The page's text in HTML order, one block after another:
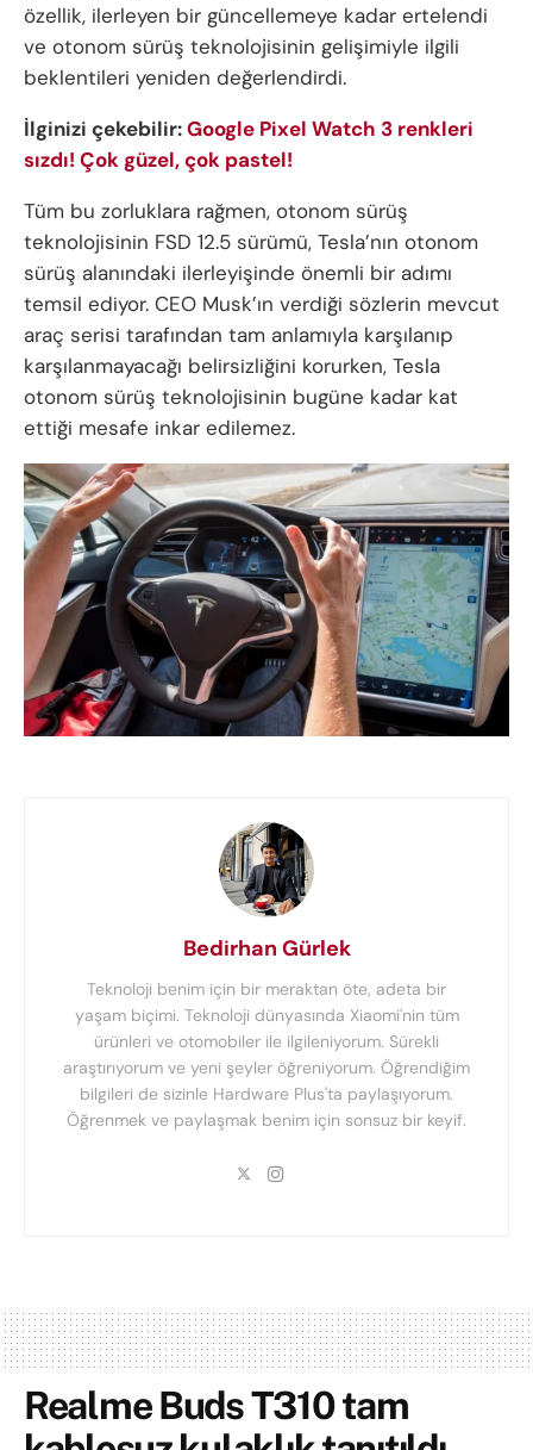
özellik, ilerleyen bir güncellemeye kadar ertelendi
ve otonom sürüş teknolojisinin gelişimiyle ilgili
beklentileri yeniden değerlendirdi.
İlginizi çekebilir:Google Pixel Watch 3 renkleri
sızdı! Çok güzel, çok pastel!
Tüm bu zorluklara rağmen, otonom sürüş
teknolojisinin FSD 12.5 sürümü, Tesla’nın otonom
sürüş alanındaki ilerleyişinde önemli bir adımı
temsil ediyor. CEO Musk’ın verdiği sözlerin mevcut
araç serisi tarafından tam anlamıyla karşılanıp
karşılanmayacağı belirsizliğini korurken, Tesla
otonom sürüş teknolojisinin bugüne kadar kat
ettiği mesafe inkar edilemez.
Bedirhan Gürlek
Teknoloji benim için bir meraktan öte, adeta bir
yaşam biçimi. Teknoloji dünyasında Xiaomi'nin tüm
ürünleri ve otomobiler ile ilgileniyorum. Sürekli
araştırıyorum ve yeni şeyler öğreniyorum. Öğrendiğim
bilgileri de sizinle Hardware Plus'ta paylaşıyorum.
Öğrenmek ve paylaşmak benim için sonsuz bir keyif.
Realme Buds T310 tam